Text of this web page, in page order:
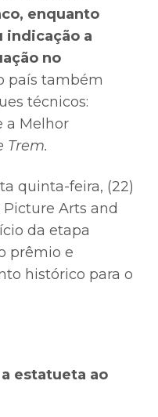
enquanto
indicação a
no
país também
técnicos:
a Melhor
Trem.
quinta-feira, (22)
Arts and
da etapa
prêmio e
histórico para o
estatueta ao